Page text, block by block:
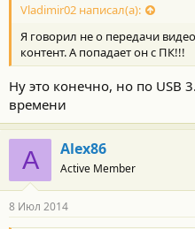
Vladimir02 написал(а):
Я говорил не о передачи
контент. А попадает он с ПК!!!
Ну это конечно, но по USB
времени
A Alex86
Active Member
8 Июл 2014